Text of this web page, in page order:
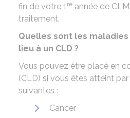
fin de votre 1re année de
traitement.
Quelles sont les
lieu à un CLD ?
Vous pouvez être placé en
(CLD) si vous êtes atteint
suivantes :
Cancer